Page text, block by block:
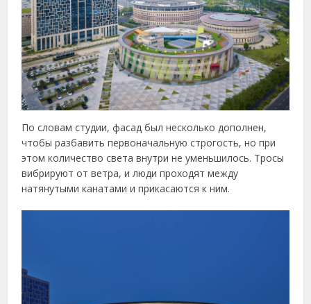
По словам студии, фасад был несколько дополнен,
чтобы разбавить первоначальную строгость, но при
этом количество света внутри не уменьшилось. Тросы
вибрируют от ветра, и люди проходят между
натянутыми канатами и прикасаются к ним.